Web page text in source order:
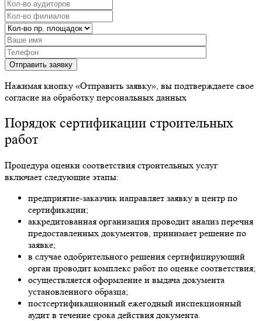
Отправить заявку
Нажимая кнопку «Отправить заявку», вы подтверждаете свое
согласие на обработку персональных данных
Порядок сертификации строительных
работ
Процедура оценки соответствия строительных услуг
включает следующие этапы:
предприятие-заказчик направляет заявку в центр по
сертификации;
аккредитованная организация проводит анализ перечня
предоставленных документов, принимает решение по
заявке;
в случае одобрительного решения сертифицирующий
орган проводит комплекс работ по оценке соответствия;
осуществляется оформление и выдача документа
установленного образца;
постсертификационный ежегодный инспекционный
аудит в течение срока действия документа.